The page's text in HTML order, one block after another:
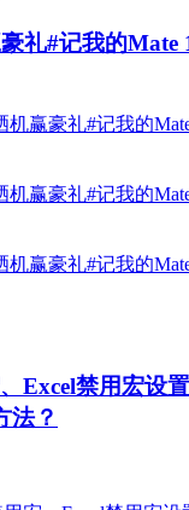
礼#记我的Mate
Excel禁用宏设
法？